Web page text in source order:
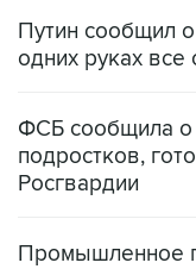
Путин сообщил
одних руках
ФСБ сообщила
подростков,
Росгвардии
Промышленное